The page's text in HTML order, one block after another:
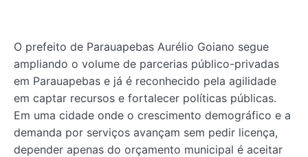
O prefeito de Parauapebas Aurélio Goiano segue
ampliando o volume de parcerias público-privadas
em Parauapebas e já é reconhecido pela agilidade
em captar recursos e fortalecer políticas públicas.
Em uma cidade onde o crescimento demográfico e a
demanda por serviços avançam sem pedir licença,
depender apenas do orçamento municipal é aceitar